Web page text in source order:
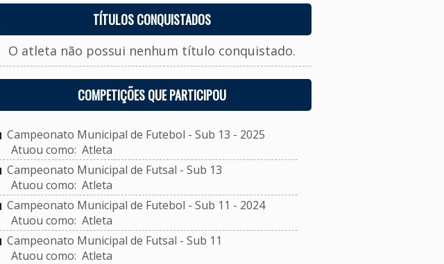
TÍTULOS CONQUISTADOS
O atleta não possui nenhum título conquistado.
COMPETIÇÕES QUE PARTICIPOU
Campeonato Municipal de Futebol - Sub 13 - 2025
Atuou como: Atleta
Campeonato Municipal de Futsal - Sub 13
Atuou como: Atleta
Campeonato Municipal de Futebol - Sub 11 - 2024
Atuou como: Atleta
Campeonato Municipal de Futsal - Sub 11
Atuou como: Atleta